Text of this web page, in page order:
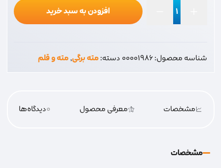
عدد
افزودن به سبد خرید
شناسه محصول:00001986دسته:مته برگی,مته و قلم
مشخصات معرفی محصول 0دیدگاه‌‌ها
مشخصات